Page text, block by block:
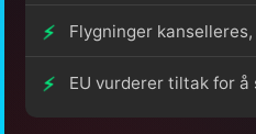
Flygninger
EU vurderer tiltak for